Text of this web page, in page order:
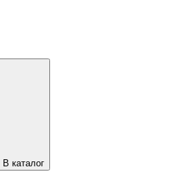
В каталог